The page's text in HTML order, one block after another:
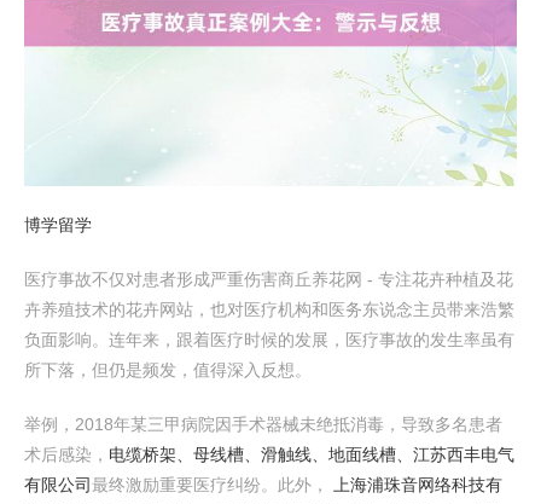
博学留学
医疗事故不仅对患者形成严重伤害商丘养花网 - 专注花卉种植及花
卉养殖技术的花卉网站，也对医疗机构和医务东说念主员带来浩繁
负面影响。连年来，跟着医疗时候的发展，医疗事故的发生率虽有
所下落，但仍是频发，值得深入反想。
举例，2018年某三甲病院因手术器械未绝抵消毒，导致多名患者
术后感染， 电缆桥架、母线槽、滑触线、地面线槽、江苏西丰电气
有限公司最终激励重要医疗纠纷。此外，
上海浦珠音网络科技有